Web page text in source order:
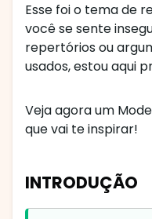
Esse foi o tema de
você se sente
repertórios ou
usados, estou aqui
Veja agora um
que vai te inspirar!
INTRODUÇÃO